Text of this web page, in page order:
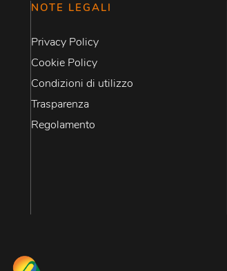
NOTE LEGALI
Privacy Policy
Cookie Policy
Condizioni di utilizzo
Trasparenza
Regolamento